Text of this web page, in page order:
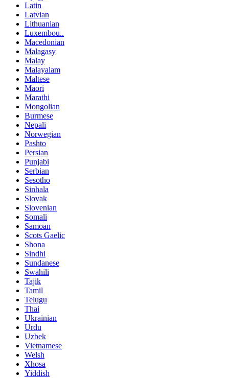
Latin
Latvian
Lithuanian
Luxembou..
Macedonian
Malagasy
Malay
Malayalam
Maltese
Maori
Marathi
Mongolian
Burmese
Nepali
Norwegian
Pashto
Persian
Punjabi
Serbian
Sesotho
Sinhala
Slovak
Slovenian
Somali
Samoan
Scots Gaelic
Shona
Sindhi
Sundanese
Swahili
Tajik
Tamil
Telugu
Thai
Ukrainian
Urdu
Uzbek
Vietnamese
Welsh
Xhosa
Yiddish